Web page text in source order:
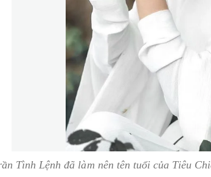
Tình Lệnh đã làm nên tên tuổi của Tiêu